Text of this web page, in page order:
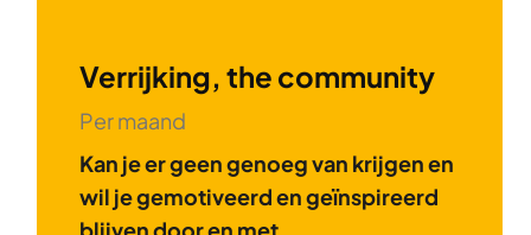
Verrijking, the community
Per maand
Kan je er geen genoeg van krijgen en
wil je gemotiveerd en geïnspireerd